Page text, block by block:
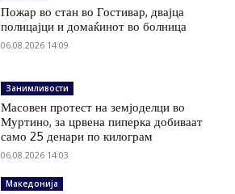
Пожар во стан во Гостивар, двајца
полицајци и домаќинот во болница
06.08.2026 14:09
Занимливости
Масовен протест на земјоделци во
Муртино, за црвена пиперка добиваат
само 25 денари по килограм
06.08.2026 14:03
Македонија